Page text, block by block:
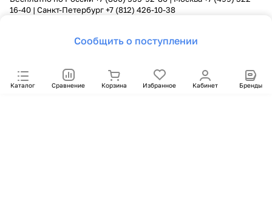
Сообщить о поступлении
Каталог Сравнение Корзина Избранное Кабинет Бренды
16-40 | Санкт-Петербург+7 (812) 426-10-38